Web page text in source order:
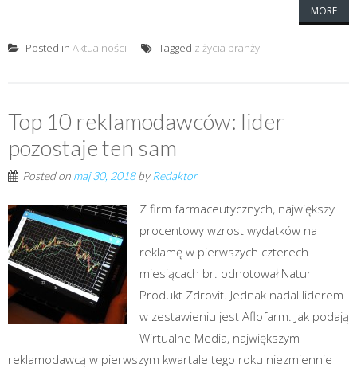
MORE
Posted in Aktualności Tagged z życia branży
Top 10 reklamodawców: lider
pozostaje ten sam
Posted on maj 30, 2018by Redaktor
Z firm farmaceutycznych, największy
procentowy wzrost wydatków na
reklamę w pierwszych czterech
miesiącach br. odnotował Natur
Produkt Zdrovit. Jednak nadal liderem
w zestawieniu jest Aflofarm. Jak podają
Wirtualne Media, największym
reklamodawcą w pierwszym kwartale tego roku niezmiennie